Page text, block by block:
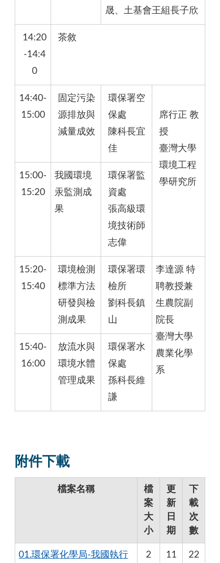
晟、土基會王組長子欣
14:20
-14:4
0
茶敘
14:40-
15:00
固定污染
源排放與
減量成效
環保署空
保處
陳科長宜
佳
席行正 教
授
臺灣大學
環境工程
學研究所
15:00-
15:20
我國環境
汞監測成
果
環保署監
資處
張高級環
境技術師
志偉
15:20-
15:40
環境檢測
標準方法
研發與檢
測成果
環保署環
檢所
劉科長鎮
山
李達源 特
聘教授兼
生農院副
院長
臺灣大學
農業化學
系
15:40-
16:00
放流水與
環境水體
管理成果
環保署水
保處
孫科長維
謙
附件下載
檔案名稱
檔
案
大
小
更
新
日
期
下
載
次
數
01.環保署化學局-我國執行
2
11
22